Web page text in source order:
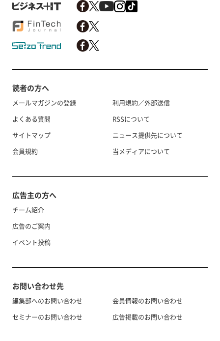
読者の方へ
メールマガジンの登録
よくある質問
サイトマップ
会員規約
利用規約／外部送信
RSSについて
ニュース提供先について
当メディアについて
広告主の方へ
チーム紹介
広告のご案内
イベント投稿
お問い合わせ先
編集部へのお問い合わせ
セミナーのお問い合わせ
会員情報のお問い合わせ
広告掲載のお問い合わせ